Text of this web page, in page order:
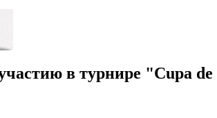
в турнире "Cupa